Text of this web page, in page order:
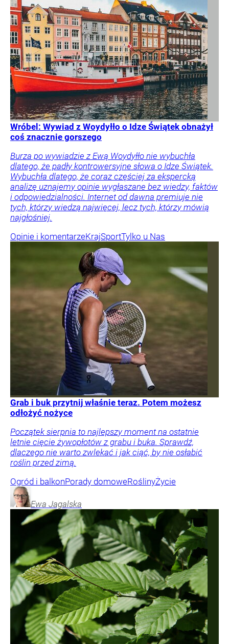
Wróbel: Wywiad z Woydyłło o Idze Świątek obnażył
coś znacznie gorszego
Burza po wywiadzie z Ewą Woydyłło nie wybuchła
dlatego, że padły kontrowersyjne słowa o Idze Świątek.
Wybuchła dlatego, że coraz częściej za ekspercką
analizę uznajemy opinie wygłaszane bez wiedzy, faktów
i odpowiedzialności. Internet od dawna premiuje nie
tych, którzy wiedzą najwięcej, lecz tych, którzy mówią
najgłośniej.
Opinie i komentarzeKrajSportTylko u Nas
Grab i buk przytnij właśnie teraz. Potem możesz
odłożyć nożyce
Początek sierpnia to najlepszy moment na ostatnie
letnie cięcie żywopłotów z grabu i buka. Sprawdź,
dlaczego nie warto zwlekać i jak ciąć, by nie osłabić
roślin przed zimą.
Ogród i balkonPorady domoweRoślinyŻycie
Ewa Jagalska